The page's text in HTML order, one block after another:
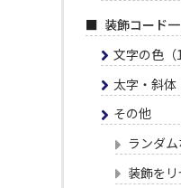
装飾コード
文字の色（
太字・斜体
その他
ランダ
装飾を